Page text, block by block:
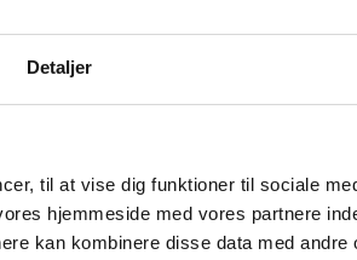
Detaljer
til at vise dig funktioner til sociale
hjemmeside med vores partnere
kan kombinere disse data med andre